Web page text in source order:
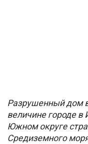
Разрушенный дом
величине городе
Южном округе
Средиземного